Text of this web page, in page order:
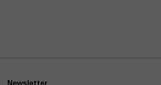
Newsletter